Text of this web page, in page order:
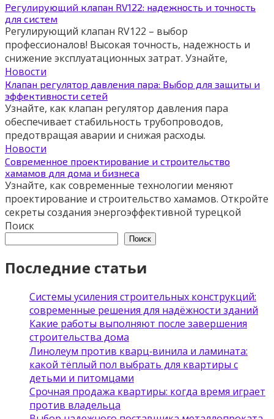
Регулирующий клапан RV122: надежность и точность
для систем
Регулирующий клапан RV122 – выбор
профессионалов! Высокая точность, надежность и
снижение эксплуатационных затрат. Узнайте,
Новости
Клапан регулятор давления пара: Выбор для защиты и
эффективности сетей
Узнайте, как клапан регулятор давления пара
обеспечивает стабильность трубопроводов,
предотвращая аварии и снижая расходы.
Новости
Современное проектирование и строительство
хамамов для дома и бизнеса
Узнайте, как современные технологии меняют
проектирование и строительство хамамов. Откройте
секреты создания энергоэффективной турецкой
Поиск
Поиск
Последние статьи
Системы усиления строительных конструкций:
современные решения для надёжности зданий
Какие работы выполняют после завершения
строительства дома
Линолеум против кварц‑винила и ламината:
какой тёплый пол выбрать для квартиры с
детьми и питомцами
Срочная продажа квартиры: когда время играет
против владельца